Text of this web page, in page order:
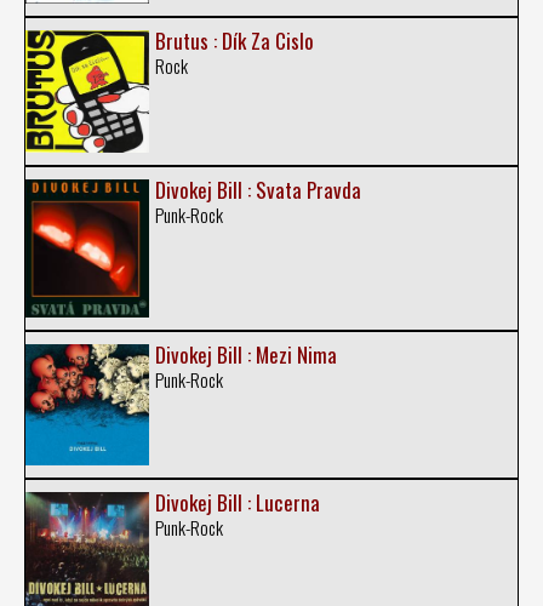
Brutus : Dík Za Cislo
Rock
Divokej Bill : Svata Pravda
Punk-Rock
Divokej Bill : Mezi Nima
Punk-Rock
Divokej Bill : Lucerna
Punk-Rock